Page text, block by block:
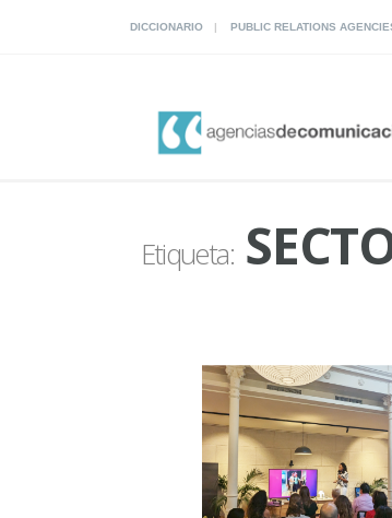
DICCIONARIO PUBLIC RELATIONS
Etiqueta: